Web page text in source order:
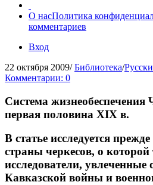
О насПолитика
комментариев
Вход
22 октября 2009/ Библиотека/
Комментарии: 0
Система
первая половина XIX в.
В статье исследуется
страны черкесов, о
исследователи, увлеченные
Кавказской войны и